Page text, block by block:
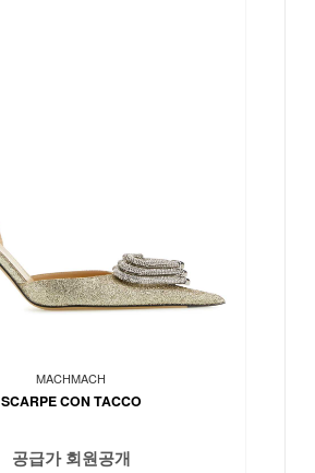
MACHMACH
SCARPE CON TACCO
공급가 회원공개